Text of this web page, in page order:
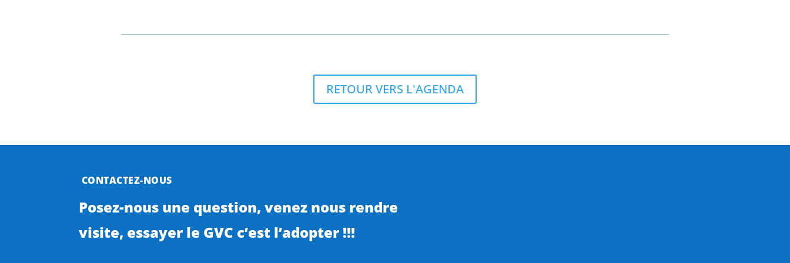
RETOUR VERS L'AGENDA
CONTACTEZ-NOUS
Posez-nous une question, venez nous rendre
visite, essayer le GVC c’est l’adopter !!!